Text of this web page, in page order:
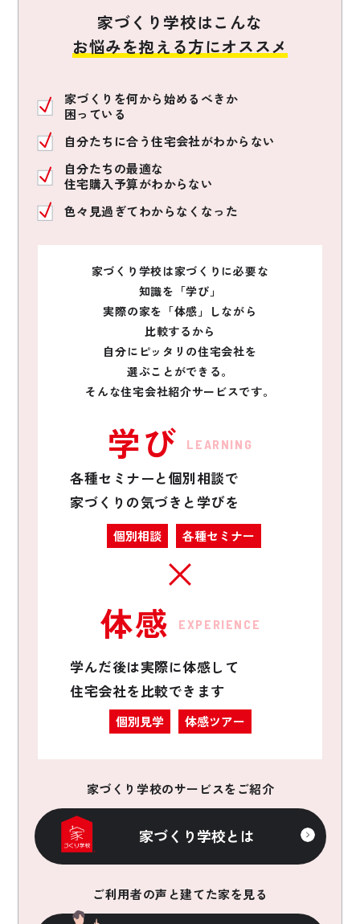
家づくり学校はこんな
お悩みを抱える方にオススメ
家づくりを何から始めるべきか
困っている
自分たちに合う住宅会社がわからない
自分たちの最適な
住宅購入予算がわからない
色々見過ぎてわからなくなった
家づくり学校は家づくりに必要な
知識を「学び」
実際の家を「体感」しながら
比較するから
自分にピッタリの住宅会社を
選ぶことができる。
そんな住宅会社紹介サービスです。
LEARNING
学び
各種セミナーと個別相談で
家づくりの気づきと学びを
個別相談 各種セミナー
EXPERIENCE
体感
学んだ後は実際に体感して
住宅会社を比較できます
個別見学 体感ツアー
家づくり学校のサービスをご紹介
家づくり学校とは
ご利用者の声と建てた家を見る